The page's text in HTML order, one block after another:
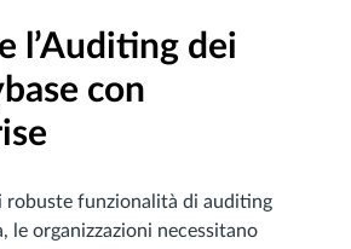
l’Auditing dei
con
robuste funzionalità di auditing
le organizzazioni necessitano